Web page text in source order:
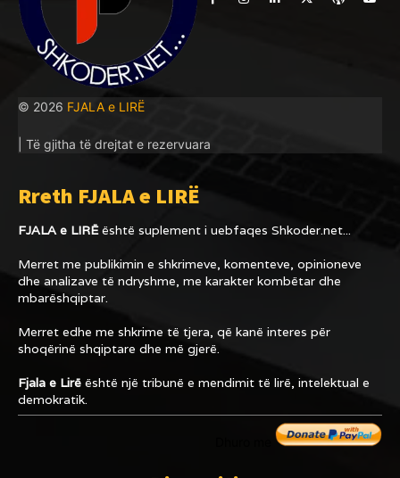
© 2026 FJALA e LIRË
| Të gjitha të drejtat e rezervuara
Rreth FJALA e LIRË
FJALA e LIRËështë suplement i uebfaqes Shkoder.net...
Merret me publikimin e shkrimeve, komenteve, opinioneve
dhe analizave të ndryshme, me karakter kombëtar dhe
mbarëshqiptar.
Merret edhe me shkrime të tjera, që kanë interes për
shoqërinë shqiptare dhe më gjerë.
Fjala e Lirë është një tribunë e mendimit të lirë, intelektual e
demokratik.